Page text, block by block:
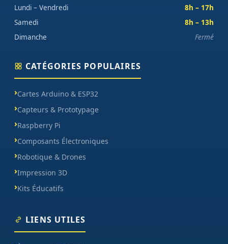
Lundi – Vendredi
8h – 17h
Samedi
8h – 13h
Dimanche
Fermé
CATÉGORIES POPULAIRES
Cartes Arduino & ESP32
Capteurs & Prototypage
Raspberry Pi
Composants Électroniques
Robotique & Drones
Impression 3D
Kits Éducatifs
LIENS UTILES